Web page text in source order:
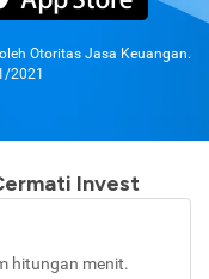
Otoritas Jasa Keuangan.
2021
Invest
hitungan menit.